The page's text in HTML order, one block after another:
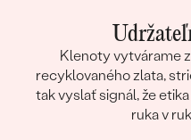
Klenoty vytvárame
recyklovaného zlata,
tak vyslať signál, že
ruka v